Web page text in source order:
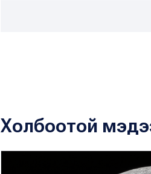
Холбоотой